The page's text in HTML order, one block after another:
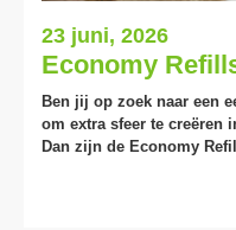
23 juni, 2026
Economy
Ben jij op zoek naar een
om extra sfeer te creëren
Dan zijn de Economy